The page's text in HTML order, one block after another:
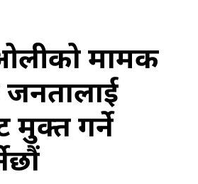
मार्मिक
जनतालाई
मुक्त गर्ने